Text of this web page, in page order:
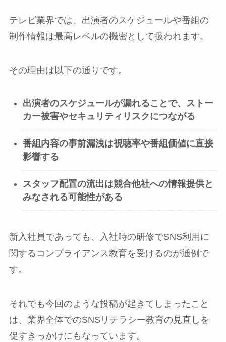
テレビ業界では、出演者のスケジュールや番組の
制作情報は最高レベルの機密として扱われます。
その理由は以下の通りです。
出演者のスケジュールが漏れることで、ストー
カー被害やセキュリティリスクにつながる
番組内容の事前漏洩は視聴率や番組価値に直接
影響する
スタッフ配置の流出は競合他社への情報提供と
みなされる可能性がある
新入社員であっても、入社時の研修でSNS利用に
関するコンプライアンス教育を受けるのが通例で
す。
それでも今回のような投稿が起きてしまったこと
は、業界全体でのSNSリテラシー教育の見直しを
促すきっかけにもなっています。